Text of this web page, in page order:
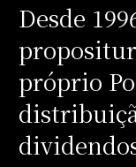
Desde
próprio